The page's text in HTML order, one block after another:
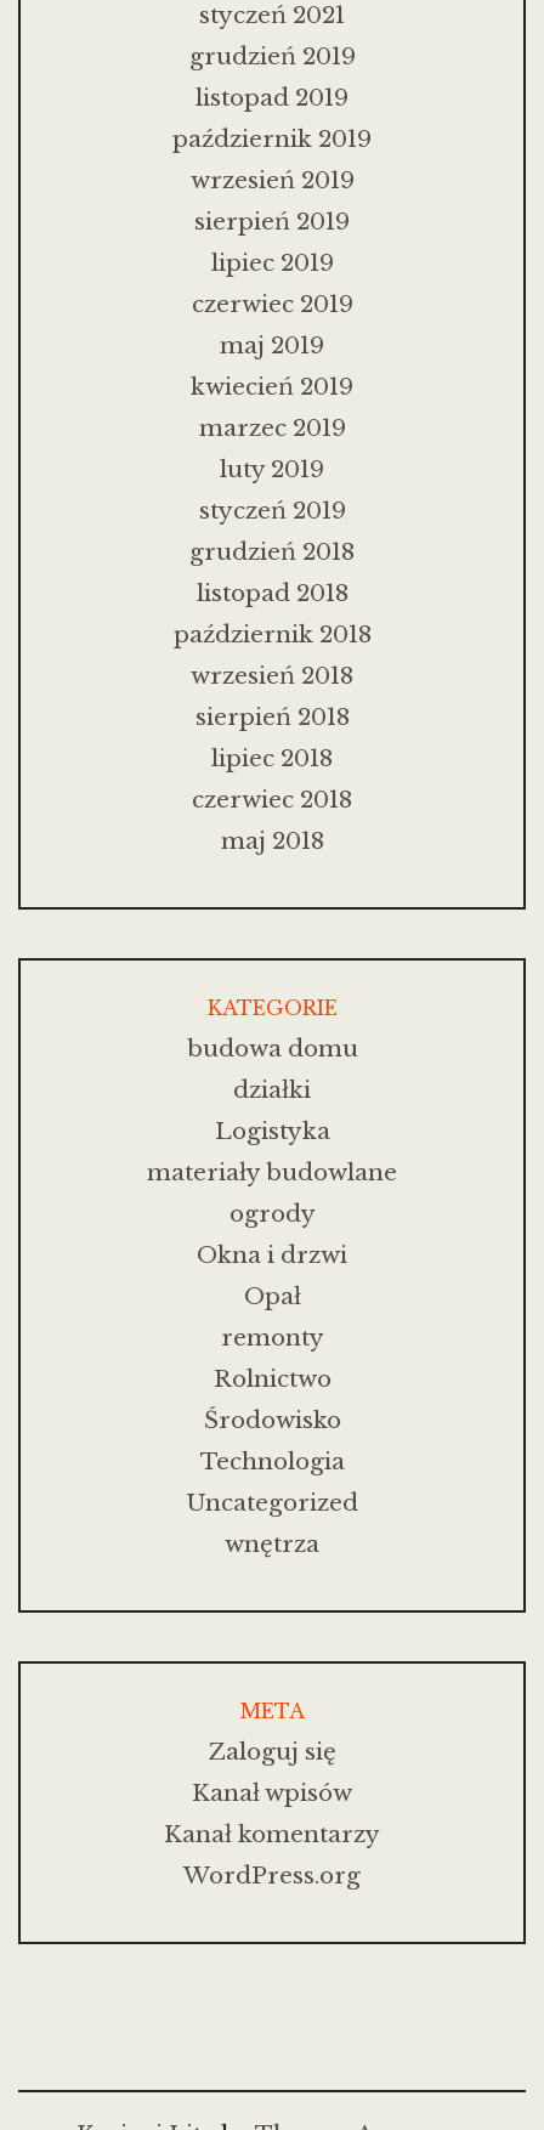
styczeń 2021
grudzień 2019
listopad 2019
październik 2019
wrzesień 2019
sierpień 2019
lipiec 2019
czerwiec 2019
maj 2019
kwiecień 2019
marzec 2019
luty 2019
styczeń 2019
grudzień 2018
listopad 2018
październik 2018
wrzesień 2018
sierpień 2018
lipiec 2018
czerwiec 2018
maj 2018
KATEGORIE
budowa domu
działki
Logistyka
materiały budowlane
ogrody
Okna i drzwi
Opał
remonty
Rolnictwo
Środowisko
Technologia
Uncategorized
wnętrza
META
Zaloguj się
Kanał wpisów
Kanał komentarzy
WordPress.org